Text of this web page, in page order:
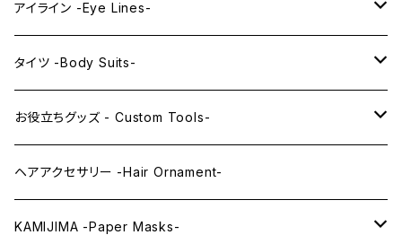
PRINCESS series
KAWAII Little series
ミドル -Middle-
レンズアイ -Lens Eyes-
レンズアイ
レンズアイEX
クリスタルアイ -Crystal Eyes-
アイライン -Eye Lines-
アイラインステッカー -Eye Line Stickers-
まゆ毛 -Eyebrows-
まつ毛 -Eyelash-
タイツ -Body Suits-
全身タイツ -Full Body Suits-
上半身タイツ -Upper Body Suits-
お役立ちグッズ - Custom Tools-
カスタム用品 -Custom Tools-
ウィッグメンテナンス -Wig Maintenance-
ヘアアクセサリー -Hair Ornament-
KAMIJIMA -Paper Masks-